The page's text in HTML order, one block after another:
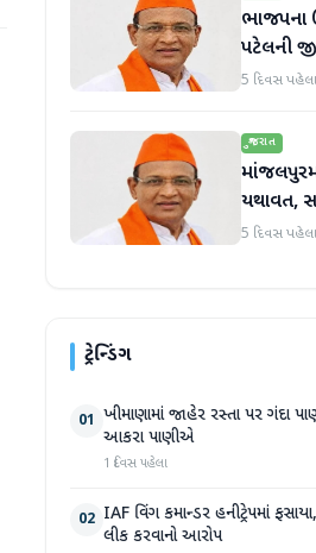
ભાજપના
પટેલની
5 દિવસ પહેલા
ગુજરાત
યથાવત,
5 દિવસ પહેલા
ટ્રેન્ડિંગ
01 ખીમાણામાં જાહેર રસ્તા પર ગંદા
આકરા પાણીએ
1 દિવસ પહેલા
02 IAF વિંગ કમાન્ડર હનીટ્રેપમાં
લીક કરવાનો આરોપ